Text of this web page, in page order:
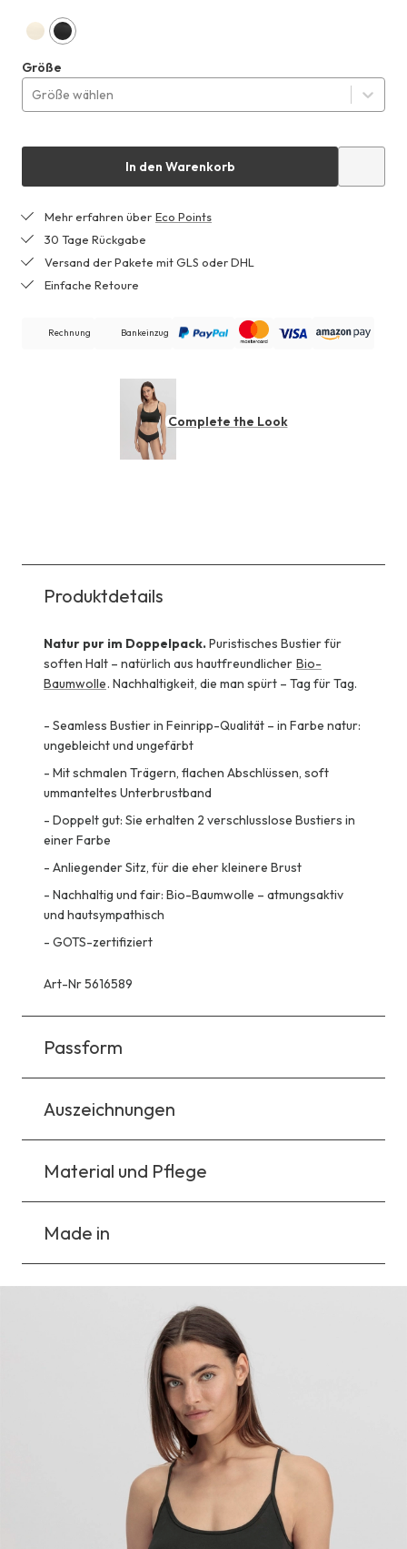
anstatt
49,99 €
Größe
Größe wählen
In den Warenkorb
Mehr erfahren über Eco Points
30 Tage Rückgabe
Versand der Pakete mit GLS oder DHL
Einfache Retoure
Rechnung Bankeinzug
Complete the Look
Produktdetails
Natur pur im Doppelpack.Puristisches Bustier für
soften Halt – natürlich aus hautfreundlicher Bio-
Baumwolle. Nachhaltigkeit, die man spürt – Tag für Tag.
- Seamless Bustier in Feinripp-Qualität – in Farbe natur:
ungebleicht und ungefärbt
- Mit schmalen Trägern, flachen Abschlüssen, soft
ummanteltes Unterbrustband
- Doppelt gut: Sie erhalten 2 verschlusslose Bustiers in
einer Farbe
- Anliegender Sitz, für die eher kleinere Brust
- Nachhaltig und fair: Bio-Baumwolle – atmungsaktiv
und hautsympathisch
- GOTS-zertifiziert
Art-Nr 5616589
Passform
Auszeichnungen
Material und Pflege
Made in